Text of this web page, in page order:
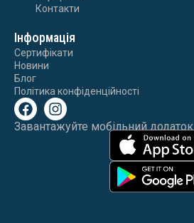
Контакти
Інформація
Сертифікати
Новини
Блог
Політика конфіденційності
Завантажуйте мобільний додаток